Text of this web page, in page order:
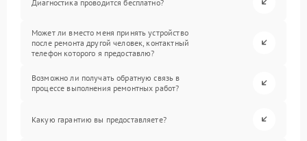
Диагностика проводится бесплатно?
Может ли вместо меня принять устройство
после ремонта другой человек, контактный
телефон которого я предоставлю?
Возможно ли получать обратную связь в
процессе выполнения ремонтных работ?
Какую гарантию вы предоставляете?